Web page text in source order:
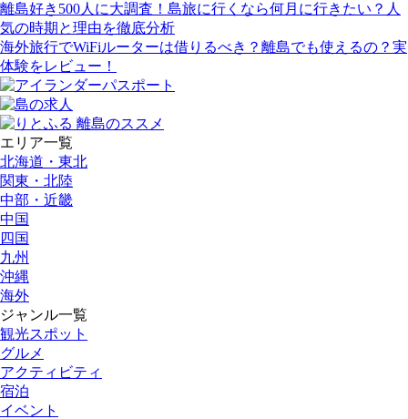
離島好き500人に大調査！島旅に行くなら何月に行きたい？人
気の時期と理由を徹底分析
海外旅行でWiFiルーターは借りるべき？離島でも使えるの？実
体験をレビュー！
エリア一覧
北海道・東北
関東・北陸
中部・近畿
中国
四国
九州
沖縄
海外
ジャンル一覧
観光スポット
グルメ
アクティビティ
宿泊
イベント